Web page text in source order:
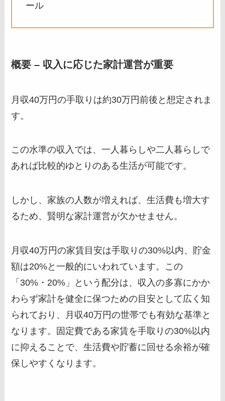
ール
概要 – 収入に応じた家計運営が重要
月収40万円の手取りは約30万円前後と想定されま
す。
この水準の収入では、一人暮らしや二人暮らしで
あれば比較的ゆとりのある生活が可能です。
しかし、家族の人数が増えれば、生活費も増大す
るため、賢明な家計運営が欠かせません。
月収40万円の家賃目安は手取りの30%以内、貯金
額は20%と一般的にいわれています。この
「30%・20%」という配分は、収入の多寡にかか
わらず家計を健全に保つための目安として広く知
られており、月収40万円の世帯でも有効な基準と
なります。固定費である家賃を手取りの30%以内
に抑えることで、生活費や貯蓄に回せる余裕が確
保しやすくなります。